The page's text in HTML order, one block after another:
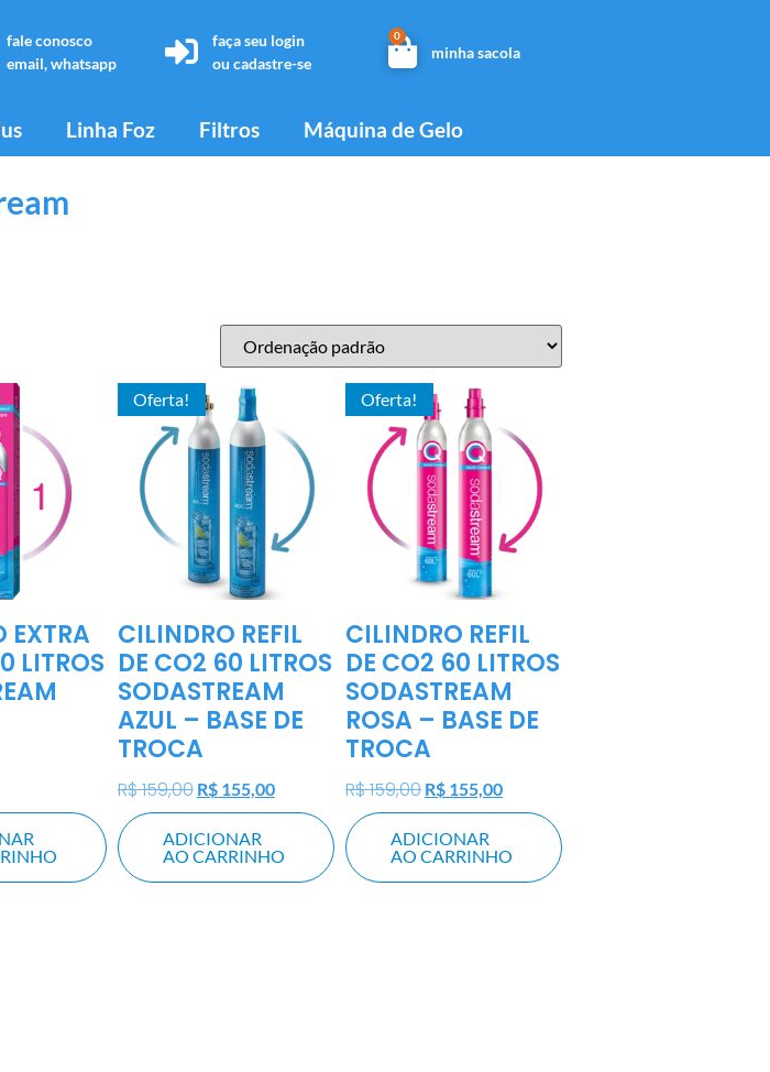
fale conosco
email, whatsapp
faça seu login
ou cadastre-se
0
minha sacola
Linha Foz Filtros Máquina de Gelo
EXTRA
LITROS
Oferta!
CILINDRO REFIL
DE CO2 60 LITROS
SODASTREAM
AZUL – BASE DE
TROCA
R$159,00 R$155,00
ADICIONAR
AO CARRINHO
Oferta!
CILINDRO REFIL
DE CO2 60 LITROS
SODASTREAM
ROSA – BASE DE
TROCA
R$159,00 R$155,00
ADICIONAR
AO CARRINHO